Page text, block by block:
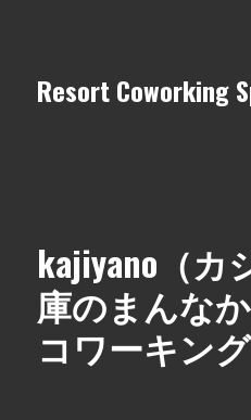
Resort Coworking
kajiyano（カ
庫のまんな
コワーキング